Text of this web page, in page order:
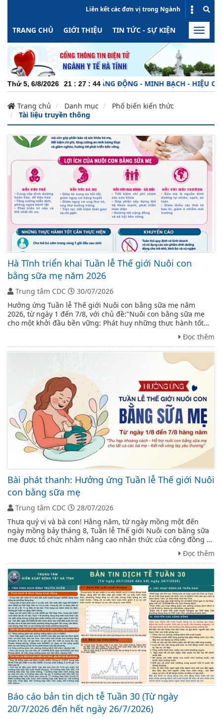
Liên kết các đơn vị trong Ngành
TRANG CHỦ GIỚI THIỆU TIN TỨC - SỰ KIỆN HOẠT
Toggle
Thứ 5, 6/8/2026 21 : 27 : 45
- TRÁCH NHIỆM - NĂNG ĐỘNG - MINH BẠCH - HIỆU QUẢ !
Trang chủ Danh mục
Phố biến kiến thức
Tài liệu truyền thông
Hà Tĩnh triển khai Tuần lễ Thế giới Nuôi con
bằng sữa mẹ năm 2026
Trung tâm CDC
30/07/2026
Hưởng ứng Tuần lễ Thế giới Nuôi con bằng sữa mẹ năm
2026, từ ngày 1 đến 7/8, với chủ đề:"Nuôi con bằng sữa mẹ
cho một khởi đầu bền vững: Phát huy những thực hành tốt
Đọc thêm
Bài phát thanh: Hưởng ứng Tuần lễ Thế giới Nuôi
con bằng sữa mẹ
Trung tâm CDC
28/07/2026
Thưa quý vị và bà con! Hằng năm, từ ngày mồng một đến
ngày mồng bảy tháng 8, Tuần lễ Thế giới Nuôi con bằng sữa
mẹ được tổ chức nhằm nâng cao nhận thức của cộng đồng về
vai trò, lợi ích của sữa mẹ đối với sức khỏe của trẻ em và bà
Đọc thêm
Báo cáo bản tin dịch tễ Tuần 30 (Từ ngày
20/7/2026 đến hết ngày 26/7/2026)